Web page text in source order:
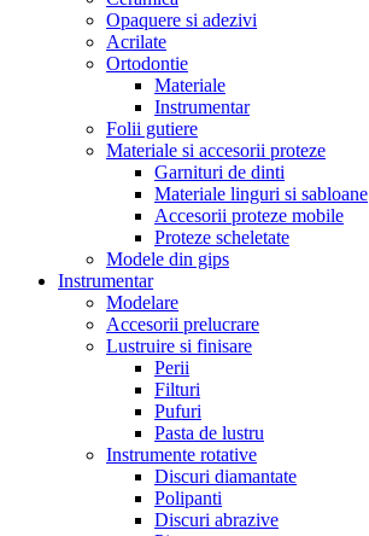
Opaquere si adezivi
Acrilate
Ortodontie
Materiale
Instrumentar
Folii gutiere
Materiale si accesorii proteze
Garnituri de dinti
Materiale linguri si sabloane
Accesorii proteze mobile
Proteze scheletate
Modele din gips
Instrumentar
Modelare
Accesorii prelucrare
Lustruire si finisare
Perii
Filturi
Pufuri
Pasta de lustru
Instrumente rotative
Discuri diamantate
Polipanti
Discuri abrazive